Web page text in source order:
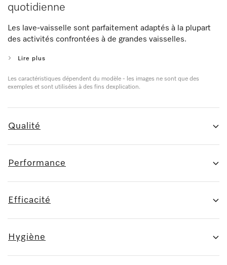
quotidienne
Les lave-vaisselle sont parfaitement adaptés à la plupart
des activités confrontées à de grandes vaisselles.
Lire plus
Les caractéristiques dépendent du modèle - les images ne sont que des
exemples et sont utilisées à des fins dexplication.
Qualité
Performance
Efficacité
Hygiène